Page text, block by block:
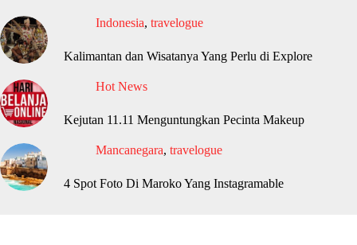
Indonesia, travelogue
Kalimantan dan Wisatanya Yang Perlu di Explore
Hot News
Kejutan 11.11 Menguntungkan Pecinta Makeup
Mancanegara, travelogue
4 Spot Foto Di Maroko Yang Instagramable